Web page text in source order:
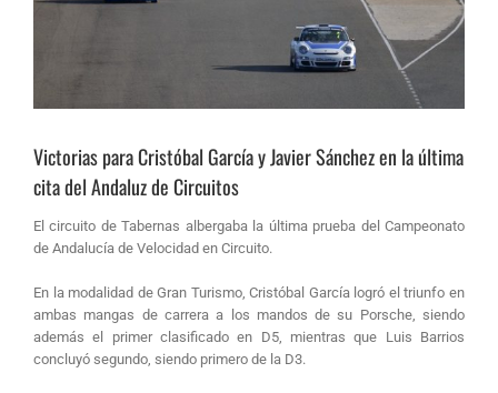
Victorias para Cristóbal García y Javier Sánchez en la última
cita del Andaluz de Circuitos
El circuito de Tabernas albergaba la última prueba del Campeonato
de Andalucía de Velocidad en Circuito.
En la modalidad de Gran Turismo, Cristóbal García logró el triunfo en
ambas mangas de carrera a los mandos de su Porsche, siendo
además el primer clasificado en D5, mientras que Luis Barrios
concluyó segundo, siendo primero de la D3.